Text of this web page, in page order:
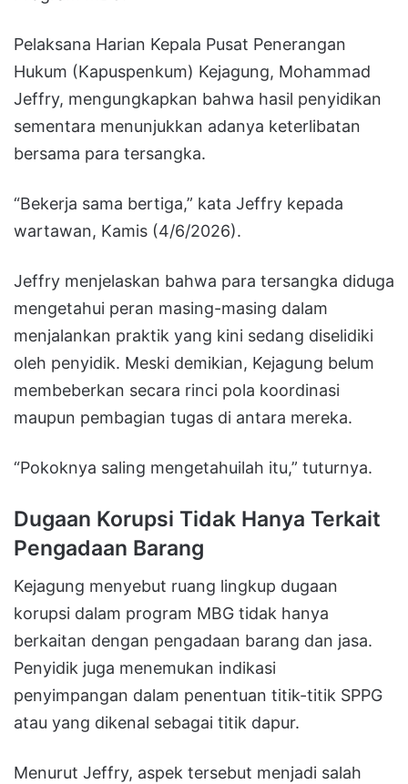
Pelaksana Harian Kepala Pusat Penerangan
Hukum (Kapuspenkum) Kejagung, Mohammad
Jeffry, mengungkapkan bahwa hasil penyidikan
sementara menunjukkan adanya keterlibatan
bersama para tersangka.
“Bekerja sama bertiga,” kata Jeffry kepada
wartawan, Kamis (4/6/2026).
Jeffry menjelaskan bahwa para tersangka diduga
mengetahui peran masing-masing dalam
menjalankan praktik yang kini sedang diselidiki
oleh penyidik. Meski demikian, Kejagung belum
membeberkan secara rinci pola koordinasi
maupun pembagian tugas di antara mereka.
“Pokoknya saling mengetahuilah itu,” tuturnya.
Dugaan Korupsi Tidak Hanya Terkait
Pengadaan Barang
Kejagung menyebut ruang lingkup dugaan
korupsi dalam program MBG tidak hanya
berkaitan dengan pengadaan barang dan jasa.
Penyidik juga menemukan indikasi
penyimpangan dalam penentuan titik-titik SPPG
atau yang dikenal sebagai titik dapur.
Menurut Jeffry, aspek tersebut menjadi salah